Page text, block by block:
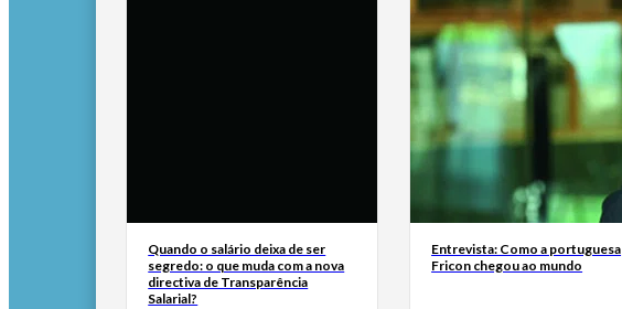
Quando o salário deixa de ser
segredo: o que muda com a nova
directiva de Transparência
Salarial?
Entrevista: Como a portuguesa
Fricon chegou ao mundo